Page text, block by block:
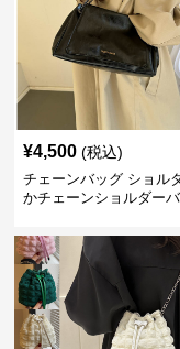
¥4,500 (税込)
チェーンバッグ ショル
かチェーンショルダー